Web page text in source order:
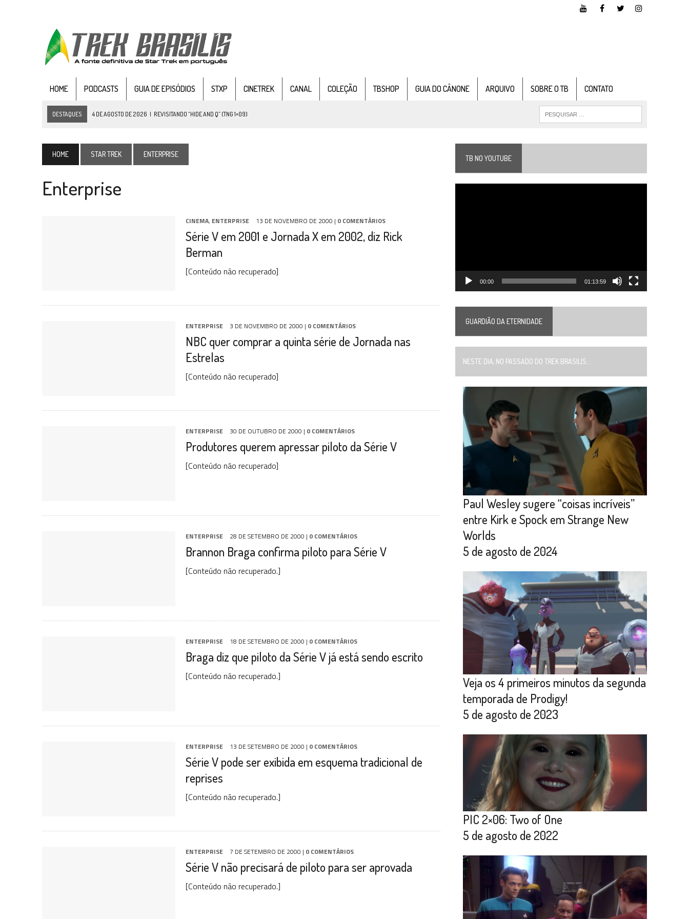
HOME PODCASTS GUIA DE EPISÓDIOS STXP CINETREK CANAL COLEÇÃO TBSHOP GUIA DO CÂNONE ARQUIVO SOBRE O TB CONTATO
DESTAQUES 4 DE AGOSTO DE 2026 | REVISITANDO “HIDE AND Q” (TNG 1×09)
2 DE AGOSTO DE 2026 | TB AO VIVO | STAR TREK: STRANGE NEW WORLDS – “THE GRIFFIN INCIDENT” (4×02)
1 DE AGOSTO DE 2026
31 DE JULHO DE 2026
SNW 4×02: THE GRIFFIN INCIDENT
SCOTT BAKULA REVISITA O LEGADO DE ENTERPRISE AOS 60 ANOS DE STAR TREK
BALDE DO ODO #122 CHILDREN OF TIME
HOME STAR TREK ENTERPRISE
Enterprise
CINEMA, ENTERPRISE 13 DE NOVEMBRO DE 2000 | 0 COMENTÁRIOS
Série V em 2001 e Jornada X em 2002, diz Rick
Berman
[Conteúdo não recuperado]
ENTERPRISE 3 DE NOVEMBRO DE 2000 | 0 COMENTÁRIOS
NBC quer comprar a quinta série de Jornada nas
Estrelas
[Conteúdo não recuperado]
ENTERPRISE 30 DE OUTUBRO DE 2000 | 0 COMENTÁRIOS
Produtores querem apressar piloto da Série V
[Conteúdo não recuperado]
ENTERPRISE 28 DE SETEMBRO DE 2000 | 0 COMENTÁRIOS
Brannon Braga confirma piloto para Série V
[Conteúdo não recuperado.]
ENTERPRISE 18 DE SETEMBRO DE 2000 | 0 COMENTÁRIOS
Braga diz que piloto da Série V já está sendo escrito
[Conteúdo não recuperado.]
ENTERPRISE 13 DE SETEMBRO DE 2000 | 0 COMENTÁRIOS
Série V pode ser exibida em esquema tradicional de
reprises
[Conteúdo não recuperado.]
ENTERPRISE 7 DE SETEMBRO DE 2000 | 0 COMENTÁRIOS
Série V não precisará de piloto para ser aprovada
[Conteúdo não recuperado.]
TB NO YOUTUBE
00:00 01:13:59
GUARDIÃO DA ETERNIDADE
NESTE DIA, NO PASSADO DO TREK BRASILIS...
Paul Wesley sugere “coisas incríveis”
entre Kirk e Spock em Strange New
Worlds
5 de agosto de 2024
Veja os 4 primeiros minutos da segunda
temporada de Prodigy!
5 de agosto de 2023
PIC 2×06: Two of One
5 de agosto de 2022